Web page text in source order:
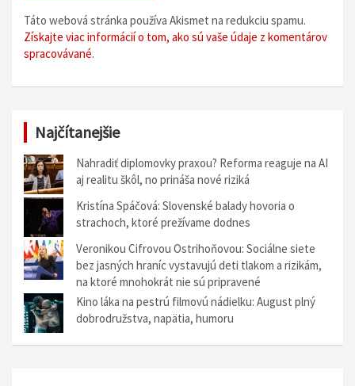
Táto webová stránka používa Akismet na redukciu spamu.
Získajte viac informácií o tom, ako sú vaše údaje z komentárov
spracovávané.
Najčítanejšie
Nahradiť diplomovky praxou? Reforma reaguje na AI
aj realitu škôl, no prináša nové riziká
Kristína Spáčová: Slovenské balady hovoria o
strachoch, ktoré prežívame dodnes
Veronikou Cifrovou Ostrihoňovou: Sociálne siete
bez jasných hraníc vystavujú deti tlakom a rizikám,
na ktoré mnohokrát nie sú pripravené
Kino láka na pestrú filmovú nádielku: August plný
dobrodružstva, napätia, humoru